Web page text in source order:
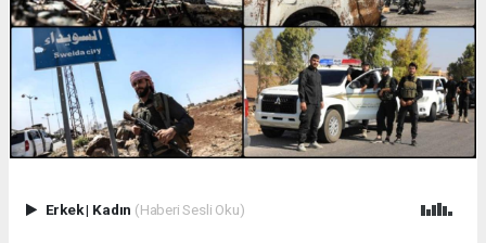
Erkek| Kadın (Haberi Sesli Oku)